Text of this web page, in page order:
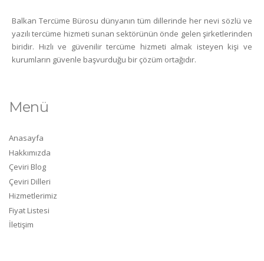
Balkan Tercüme Bürosu dünyanın tüm dillerinde her nevi sözlü ve
yazılı tercüme hizmeti sunan sektörünün önde gelen şirketlerinden
biridir. Hızlı ve güvenilir tercüme hizmeti almak isteyen kişi ve
kurumların güvenle başvurduğu bir çözüm ortağıdır.
Menü
Anasayfa
Hakkımızda
Çeviri Blog
Çeviri Dilleri
Hizmetlerimiz
Fiyat Listesi
İletişim